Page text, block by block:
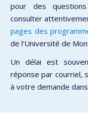
pour des
consulter
pages des
de l'Université de
Un délai est
réponse par courriel,
à votre demande